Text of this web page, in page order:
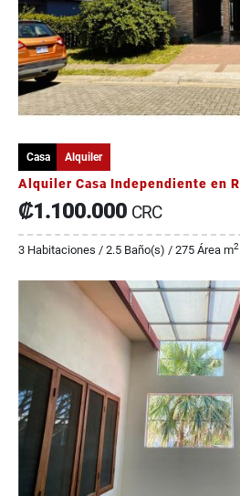
Casa Alquiler
₡1.100.000 CRC
3 Habitaciones / 2.5 Baño(s) / 275 Área m2